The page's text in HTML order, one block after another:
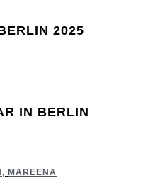
2025
IN BERLIN
, MAREENA